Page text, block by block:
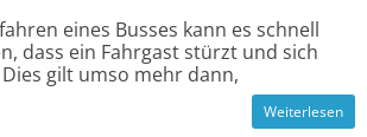
eines Busses kann es schnell
dass ein Fahrgast stürzt und sich
gilt umso mehr dann,
Weiterlesen